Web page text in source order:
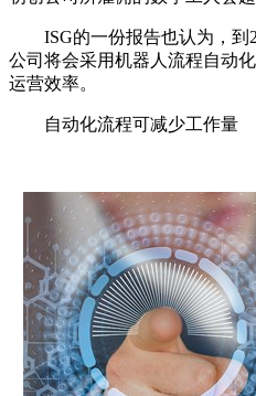
ISG的一份报告也认为，到
公司将会采用机器人流程自动
运营效率。
自动化流程可减少工作量